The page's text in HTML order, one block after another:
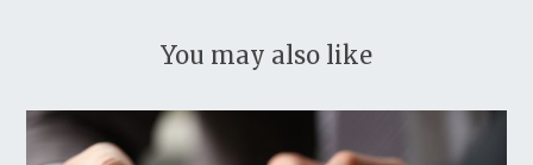
You may also like